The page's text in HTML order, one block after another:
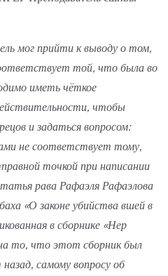
мог прийти к выводу о том,
той, что была во
иметь чёткое
чтобы
и задаться вопросом:
не соответствует тому,
точкой при написании
рава Рафаэля Рафаэлова
«О законе убийства вшей в
в сборнике «Нер
то, что этот сборник был
назад, самому вопросу об